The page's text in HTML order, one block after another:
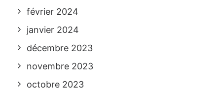
février 2024
janvier 2024
décembre 2023
novembre 2023
octobre 2023